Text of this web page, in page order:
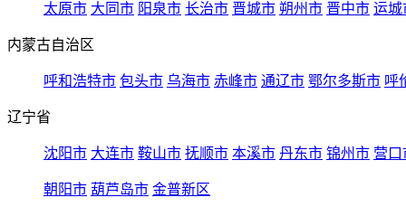
太原市 大同市 阳泉市 长治市 晋城市 朔州市 晋中市 运城
内蒙古自治区
呼和浩特市 包头市 乌海市 赤峰市 通辽市 鄂尔多斯市 呼
辽宁省
沈阳市 大连市 鞍山市 抚顺市 本溪市 丹东市 锦州市 营口
朝阳市 葫芦岛市 金普新区